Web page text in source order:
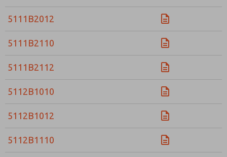
5111B2012
5111B2110
5111B2112
5112B1010
5112B1012
5112B1110